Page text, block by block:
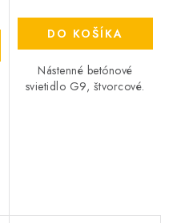
DO KOŠÍKA
Nástenné betónové
svietidlo G9, štvorcové.